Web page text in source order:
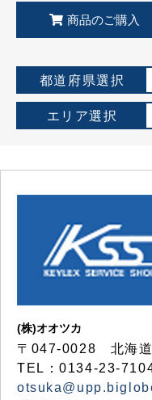
商品のご購入
都道府県選択
エリア選択
(株)オオツカ
〒047-0028 北海道
TEL：0134-23-